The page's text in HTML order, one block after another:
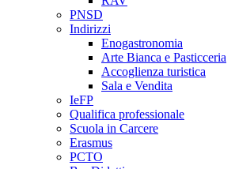
PNSD
Indirizzi
Enogastronomia
Arte Bianca e Pasticceria
Accoglienza turistica
Sala e Vendita
IeFP
Qualifica professionale
Scuola in Carcere
Erasmus
PCTO